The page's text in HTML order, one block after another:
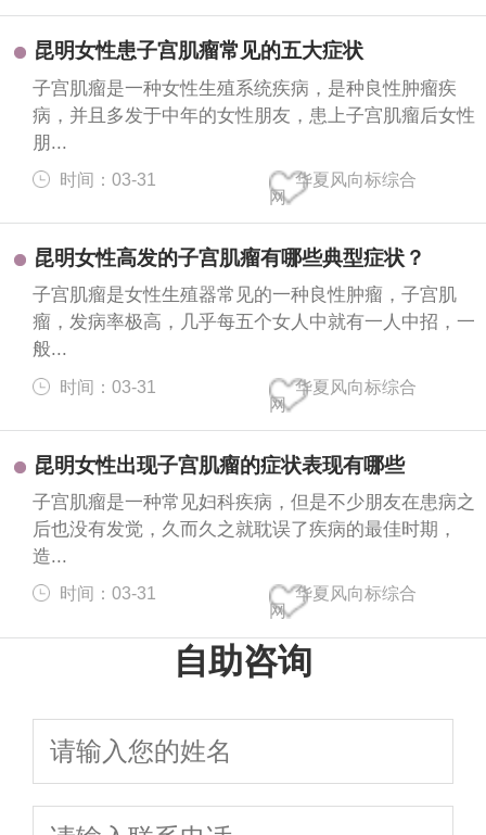
昆明女性患子宫肌瘤常见的五大症状
子宫肌瘤是一种女性生殖系统疾病，是种良性肿瘤疾
病，并且多发于中年的女性朋友，患上子宫肌瘤后女性
朋...
时间：03-31
华夏风向标综合
网
昆明女性高发的子宫肌瘤有哪些典型症状？
子宫肌瘤是女性生殖器常见的一种良性肿瘤，子宫肌
瘤，发病率极高，几乎每五个女人中就有一人中招，一
般...
时间：03-31
华夏风向标综合
网
昆明女性出现子宫肌瘤的症状表现有哪些
子宫肌瘤是一种常见妇科疾病，但是不少朋友在患病之
后也没有发觉，久而久之就耽误了疾病的最佳时期，
造...
时间：03-31
华夏风向标综合
网
自助咨询